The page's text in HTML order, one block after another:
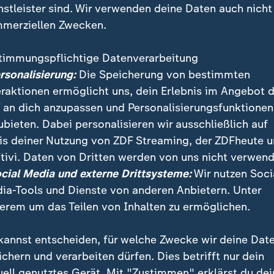
Mängel ist die Brücke in Köln-Mülheim gesperrt
Für die Siedlung Schönrath fällt damit eine
2032 geplant. Verkehrschaos scheint
sind. Wir verwenden deine Daten auch nicht
Zwecken.
Datenverarbeitung
Die Speicherung von bestimmten
ermöglicht uns, dein Erlebnis im Angebot
an dich anzupassen und Personalisierungsfunktionen
Dabei personalisieren wir ausschließlich auf
deiner Nutzung von ZDF Streaming, der ZDFheute
Daten von Dritten werden von uns nicht
Media und externe Drittsysteme:Wir nutzen
Tools und Dienste von anderen Anbietern. Unter
um das Teilen von Inhalten zu ermöglichen.
entscheiden, für welche Zwecke wir deine
und verarbeiten dürfen. Dies betrifft nur dein